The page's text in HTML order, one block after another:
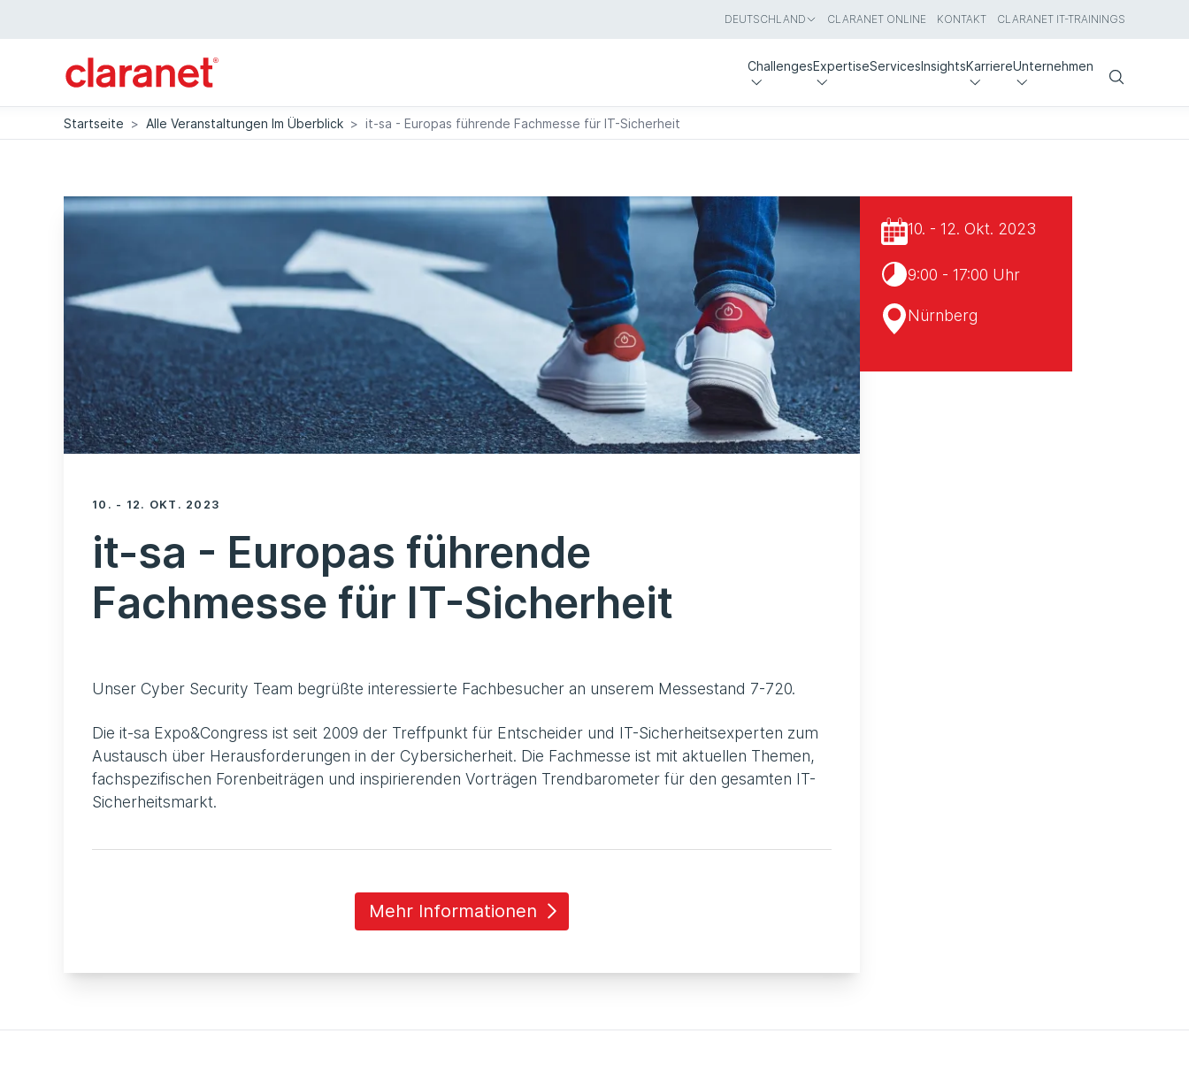
DEUTSCHLAND CLARANET ONLINE KONTAKT CLARANET IT-TRAININGS
ChallengesExpertiseServicesInsightsKarriereUnternehmen
Search
Startseite > Alle Veranstaltungen Im Überblick > it-sa - Europas führende Fachmesse für IT-Sicherheit
10. - 12. OKT. 2023
it-sa - Europas führende
Fachmesse für IT-Sicherheit
Unser Cyber Security Team begrüßte interessierte Fachbesucher an unserem Messestand 7-720.
Die it-sa Expo&Congress ist seit 2009 der Treffpunkt für Entscheider und IT-Sicherheitsexperten zum
Austausch über Herausforderungen in der Cybersicherheit. Die Fachmesse ist mit aktuellen Themen,
fachspezifischen Forenbeiträgen und inspirierenden Vorträgen Trendbarometer für den gesamten IT-
Sicherheitsmarkt.
Mehr Informationen
10. - 12. Okt. 2023
9:00 - 17:00 Uhr
Nürnberg